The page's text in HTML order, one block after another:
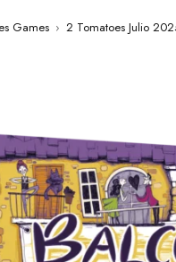
Games › 2 Tomatoes Julio